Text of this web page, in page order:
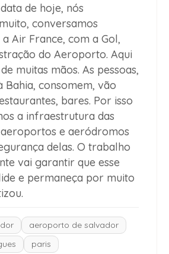
de hoje, nós
conversamos
Air France, com a Gol,
do Aeroporto. Aqui
muitas mãos. As pessoas,
Bahia, consomem, vão
bares. Por isso
a infraestrutura das
e aeródromos
delas. O trabalho
vai garantir que esse
e permaneça por muito
aeroporto de salvador
paris